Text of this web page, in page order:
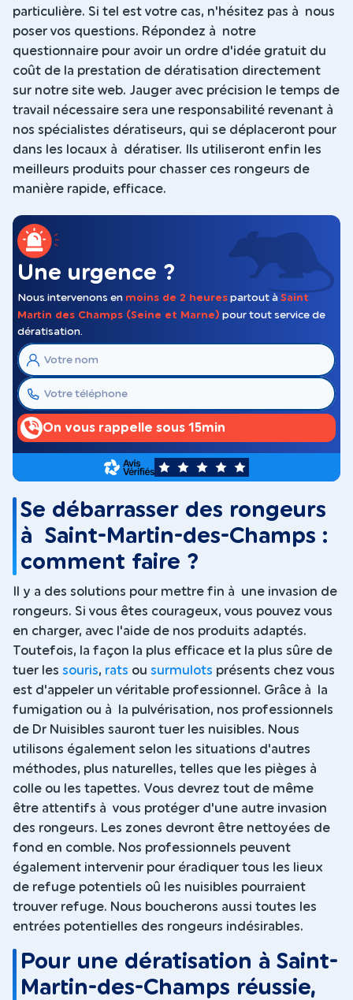
particulière. Si tel est votre cas, n'hésitez pas à nous
poser vos questions. Répondez à notre
questionnaire pour avoir un ordre d'idée gratuit du
coût de la prestation de dératisation directement
sur notre site web. Jauger avec précision le temps de
travail nécessaire sera une responsabilité revenant à
nos spécialistes dératiseurs, qui se déplaceront pour
dans les locaux à dératiser. Ils utiliseront enfin les
meilleurs produits pour chasser ces rongeurs de
manière rapide, efficace.
Une urgence ?
Nous intervenons en moins de 2 heures partout à Saint
Martin des Champs (Seine et Marne) pour tout service de
dératisation.
On vous rappelle sous 15min
5
Se débarrasser des rongeurs
à Saint-Martin-des-Champs :
comment faire ?
Il y a des solutions pour mettre fin à une invasion de
rongeurs. Si vous êtes courageux, vous pouvez vous
en charger, avec l'aide de nos produits adaptés.
Toutefois, la façon la plus efficace et la plus sûre de
tuer les souris, rats ou surmulots présents chez vous
est d'appeler un véritable professionnel. Grâce à la
fumigation ou à la pulvérisation, nos professionnels
de Dr Nuisibles sauront tuer les nuisibles. Nous
utilisons également selon les situations d'autres
méthodes, plus naturelles, telles que les pièges à
colle ou les tapettes. Vous devrez tout de même
être attentifs à vous protéger d'une autre invasion
des rongeurs. Les zones devront être nettoyées de
fond en comble. Nos professionnels peuvent
également intervenir pour éradiquer tous les lieux
de refuge potentiels oû les nuisibles pourraient
trouver refuge. Nous boucherons aussi toutes les
entrées potentielles des rongeurs indésirables.
Pour une dératisation à Saint-
Martin-des-Champs réussie,